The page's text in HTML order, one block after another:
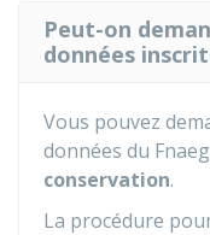
Peut-on
données
Vous pouvez
données du Fnaeg
conservation.
La procédure